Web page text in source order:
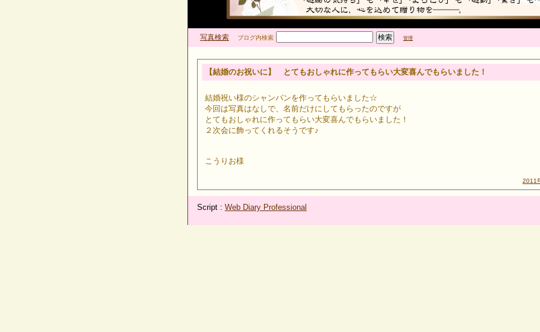
写真検索 ブログ内検索 管理
【結婚のお祝いに】 とてもおしゃれに作ってもらい大変喜んでもらいました！
結婚祝い様のシャンパンを作ってもらいました☆
今回は写真はなしで、名前だけにしてもらったのですが
とてもおしゃれに作ってもらい大変喜んでもらいました！
２次会に飾ってくれるそうです♪
こうりお様
2011
Script : Web Diary Professional